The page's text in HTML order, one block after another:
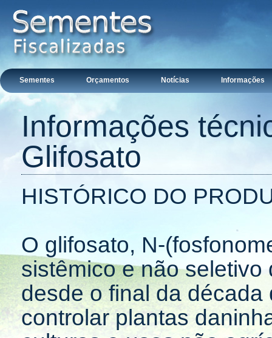
Sementes Orçamentos Notícias Informações
Informações
Glifosato
HISTÓRICO DO
O glifosato, N-
sistêmico e não
desde o final da
controlar plantas